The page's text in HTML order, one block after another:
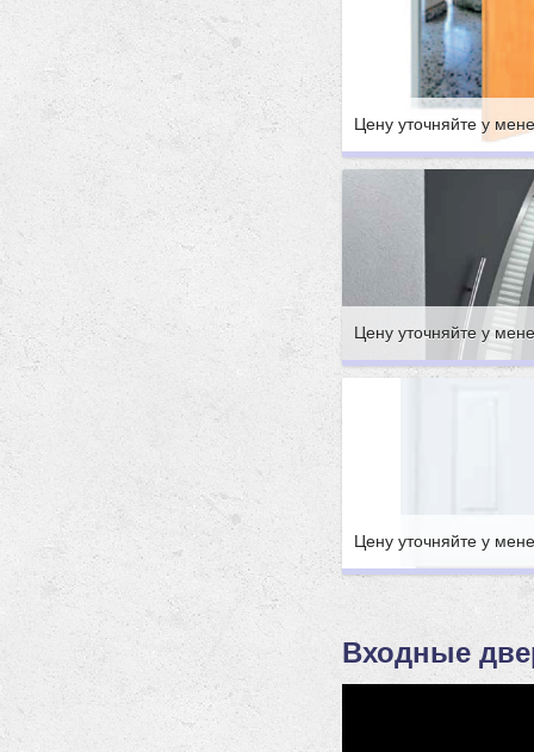
Цену уточняйте у
Цену уточняйте у
Цену уточняйте у
Входные